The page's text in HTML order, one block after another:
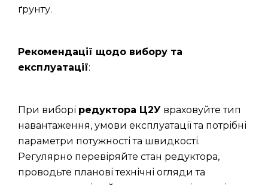
ґрунту.
Рекомендації щодо вибору та
експлуатації:
При виборі редуктора Ц2У враховуйте тип
навантаження, умови експлуатації та потрібні
параметри потужності та швидкості.
Регулярно перевіряйте стан редуктора,
проводьте планові технічні огляди та